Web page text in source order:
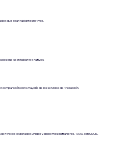
que sean hablantes nativos.
que sean hablantes nativos.
con la mayoría de los servicios de traducción.
de los Estados Unidos y gobiernos extranjeros. 100% con USCIS.